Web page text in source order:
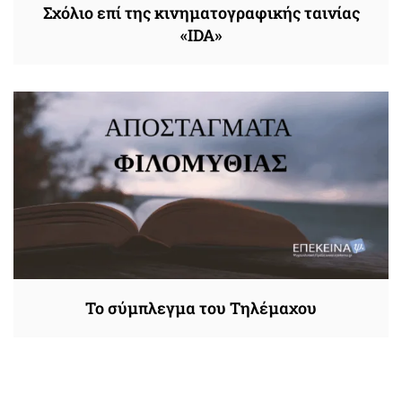
Σχόλιο επί της κινηματογραφικής ταινίας
«IDA»
Το σύμπλεγμα του Τηλέμαχου